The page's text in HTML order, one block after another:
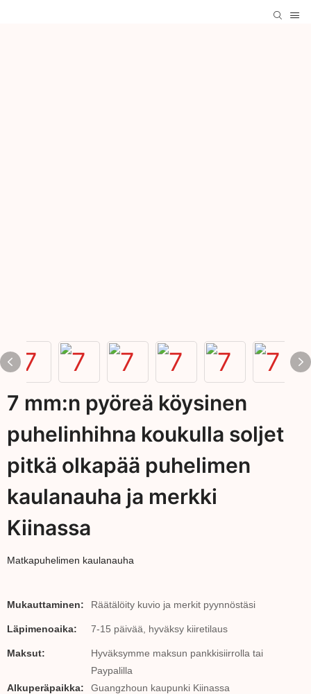
7 mm:n pyöreä köysinen
puhelinhihna koukulla soljet
pitkä olkapää puhelimen
kaulanauha ja merkki
Kiinassa
Matkapuhelimen kaulanauha
Mukauttaminen: Räätälöity kuvio ja merkit pyynnöstäsi
Läpimenoaika: 7-15 päivää, hyväksy kiiretilaus
Maksut:
Hyväksymme maksun pankkisiirrolla tai
Paypalilla
Alkuperäpaikka:
Guangzhoun kaupunki Kiinassa